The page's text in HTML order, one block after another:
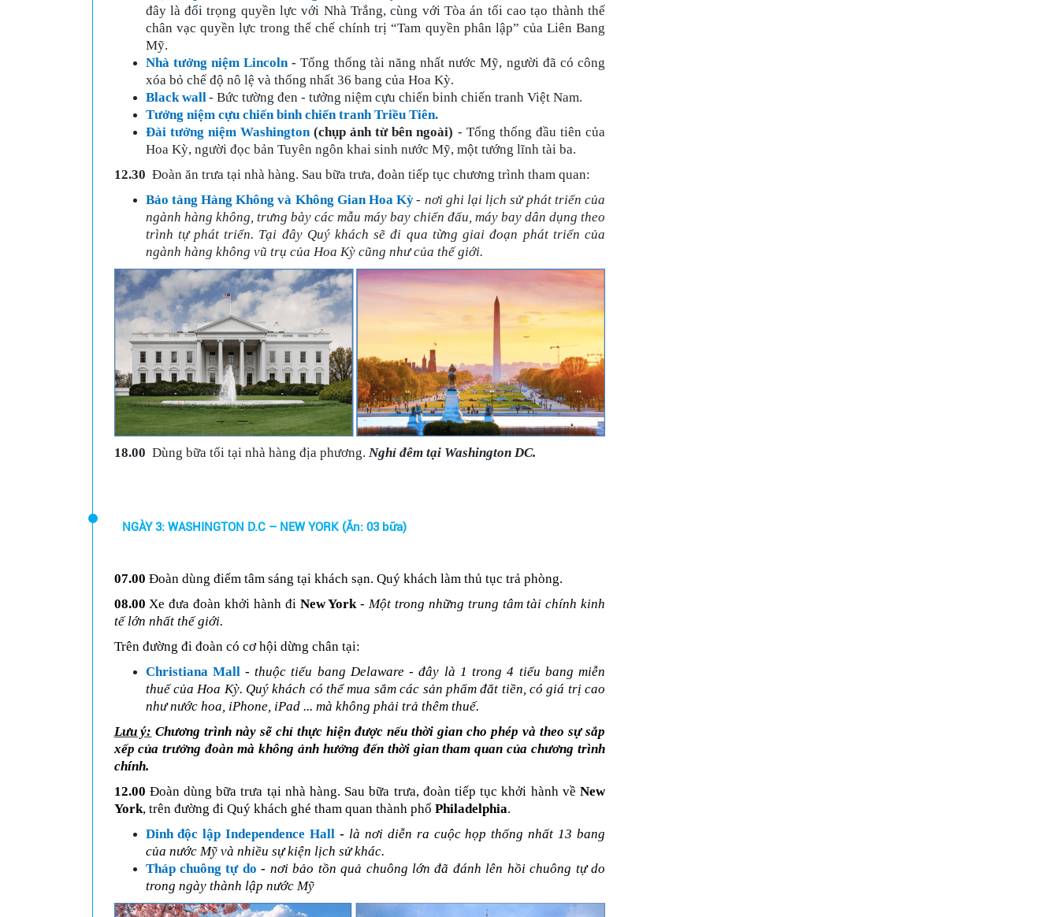
đây là đối trọng quyền lực với Nhà Trắng, cùng với Tòa án tối cao tạo thành thế
chân vạc quyền lực trong thể chế chính trị “Tam quyền phân lập” của Liên Bang
Mỹ.
Nhà tưởng niệm Lincoln- Tổng thống tài năng nhất nước Mỹ, người đã có công
xóa bỏ chế độ nô lệ và thống nhất 36 bang của Hoa Kỳ.
Black wall- Bức tường đen - tưởng niệm cựu chiến binh chiến tranh Việt Nam.
Tưởng niệm cựu chiến binh chiến tranh Triều Tiên.
Đài tưởng niệm Washington (chụp ảnh từ bên ngoài) - Tổng thống đầu tiên của
Hoa Kỳ, người đọc bản Tuyên ngôn khai sinh nước Mỹ, một tướng lĩnh tài ba.
12.30 Đoàn ăn trưa tại nhà hàng. Sau bữa trưa, đoàn tiếp tục chương trình tham quan:
Bảo tàng Hàng Không và Không Gian Hoa Kỳ- nơi ghi lại lịch sử phát triển của
ngành hàng không, trưng bày các mẫu máy bay chiến đấu, máy bay dân dụng theo
trình tự phát triển. Tại đây Quý khách sẽ đi qua từng giai đoạn phát triển của
ngành hàng không vũ trụ của Hoa Kỳ cũng như của thế giới.
18.00 Dùng bữa tối tại nhà hàng địa phương. Nghỉ đêm tại Washington DC.
NGÀY 3: WASHINGTON D.C – NEW YORK (Ăn: 03 bữa)
07.00 Đoàn dùng điểm tâm sáng tại khách sạn. Quý khách làm thủ tục trả phòng.
08.00 Xe đưa đoàn khởi hành đi New York - Một trong những trung tâm tài chính kinh
tế lớn nhất thế giới.
Trên đường đi đoàn có cơ hội dừng chân tại:
Christiana Mall - thuộc tiểu bang Delaware - đây là 1 trong 4 tiểu bang miễn
thuế của Hoa Kỳ. Quý khách có thể mua sắm các sản phẩm đắt tiền, có giá trị cao
như nước hoa, iPhone, iPad ... mà không phải trả thêm thuế.
Lưu ý: Chương trình này sẽ chỉ thực hiện được nếu thời gian cho phép và theo sự sắp
xếp của trưởng đoàn mà không ảnh hưởng đến thời gian tham quan của chương trình
chính.
12.00 Đoàn dùng bữa trưa tại nhà hàng. Sau bữa trưa, đoàn tiếp tục khởi hành vềNew
York, trên đường đi Quý khách ghé tham quan thành phố Philadelphia.
Dinh độc lập Independence Hall- là nơi diễn ra cuộc họp thống nhất 13 bang
của nước Mỹ và nhiều sự kiện lịch sử khác.
Tháp chuông tự do- nơi bảo tồn quả chuông lớn đã đánh lên hồi chuông tự do
trong ngày thành lập nước Mỹ